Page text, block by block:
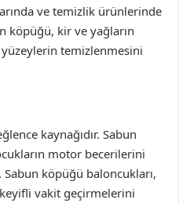
ve temizlik ürünlerinde
köpüğü, kir ve yağların
temizlenmesini
kaynağıdır. Sabun
motor becerilerini
köpüğü baloncukları,
keyifli vakit geçirmelerini